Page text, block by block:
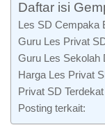
Daftar isi
Les SD Cempaka
Guru Les Privat
Guru Les Sekolah
Harga Les Privat
Privat SD
Posting terkait: